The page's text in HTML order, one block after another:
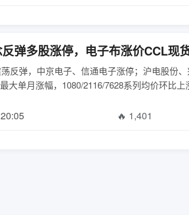
弹多股涨停，电子布涨价CCL现
反弹，中京电子、信通电子涨停；沪电股份
大单月涨幅，1080/2116/7628系列均价环比
🔥 1,401